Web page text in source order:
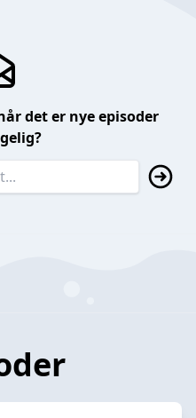
det er nye episoder